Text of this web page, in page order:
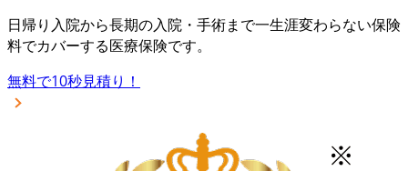
日帰り入院から長期の入院・手術まで一生涯変わらない保険
料でカバーする医療保険です。
無料で10秒見積り！